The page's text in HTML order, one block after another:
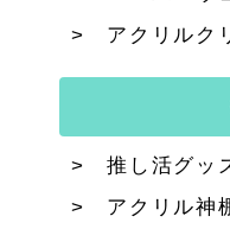
アクリルク
推し活グッ
アクリル神